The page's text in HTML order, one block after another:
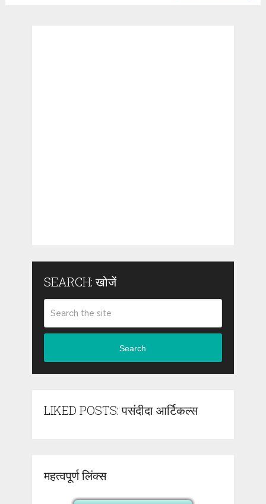
SEARCH: खोजें
Search
LIKED POSTS: पसंदीदा आर्टिकल्स
महत्वपूर्ण लिंक्स